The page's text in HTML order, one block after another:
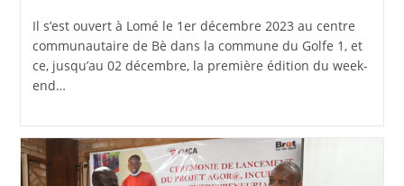
Il s’est ouvert à Lomé le 1er décembre 2023 au centre
communautaire de Bè dans la commune du Golfe 1, et
ce, jusqu’au 02 décembre, la première édition du week-
end…